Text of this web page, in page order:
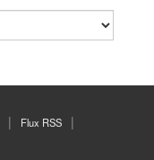
Flux RSS